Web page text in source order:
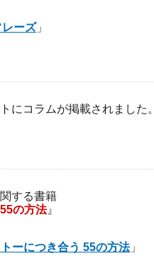
ーズ」
にコラムが掲載されました。
する書籍
の方法』
ーにつき合う 55の方法」